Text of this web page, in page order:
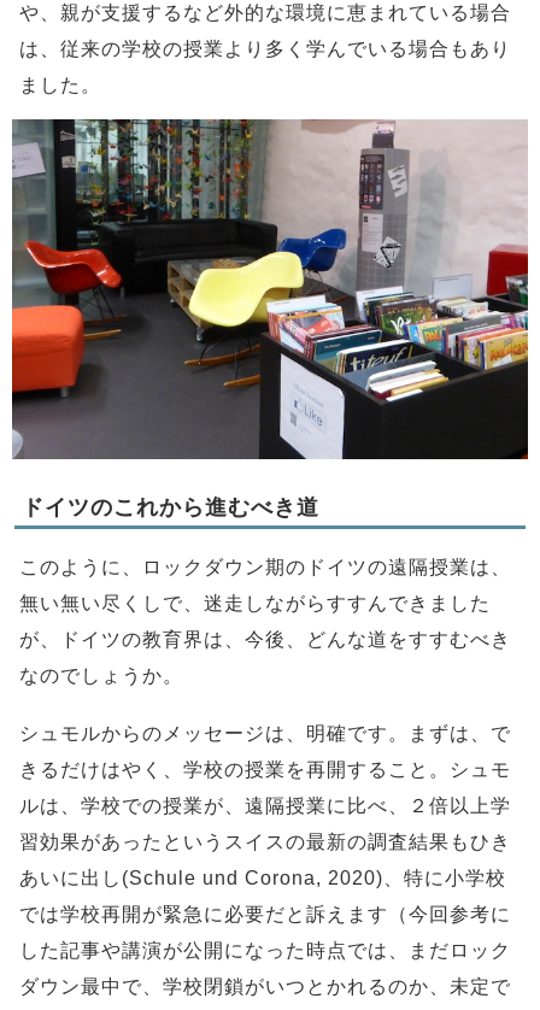
や、親が支援するなど外的な環境に恵まれている場合
は、従来の学校の授業より多く学んでいる場合もあり
ました。
ドイツのこれから進むべき道
このように、ロックダウン期のドイツの遠隔授業は、
無い無い尽くしで、迷走しながらすすんできました
が、ドイツの教育界は、今後、どんな道をすすむべき
なのでしょうか。
シュモルからのメッセージは、明確です。まずは、で
きるだけはやく、学校の授業を再開すること。シュモ
ルは、学校での授業が、遠隔授業に比べ、２倍以上学
習効果があったというスイスの最新の調査結果もひき
あいに出し(Schule und Corona, 2020)、特に小学校
では学校再開が緊急に必要だと訴えます（今回参考に
した記事や講演が公開になった時点では、まだロック
ダウン最中で、学校閉鎖がいつとかれるのか、未定で